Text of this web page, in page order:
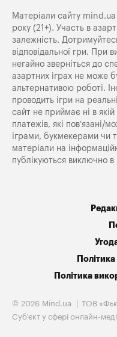
Матеріали сайту mind.ua
року (21+). Участь в
залежність.
відповідальної гри. При
негайно зверніться до
азартних іграх не може
альтернативою роботі.
проводить ігри на
сайт не приймає ні в
платежів, які пов’язані/
іграми, букмекерами чи
матеріали на
публікуються виключно в
Політика
© 2026 Mind.ua
ТОВ
Cуб'єкт у сфері онлайн-